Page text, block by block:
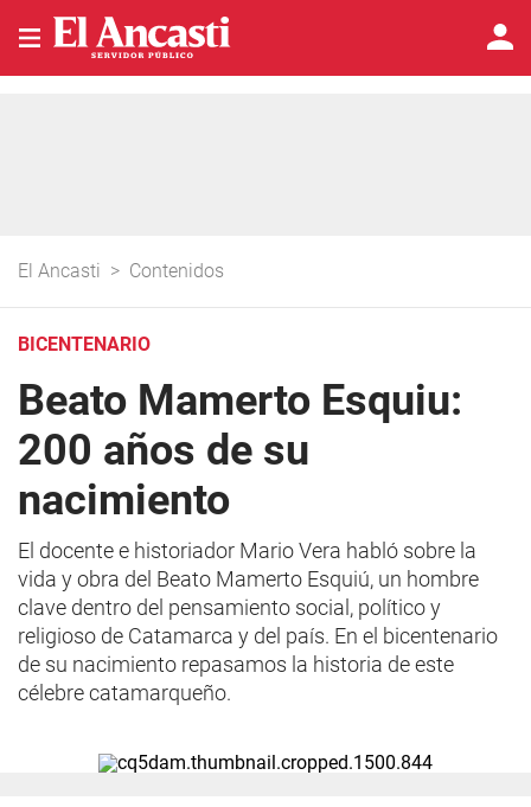
El Ancasti > Contenidos
BICENTENARIO
Beato Mamerto Esquiu:
200 años de su
nacimiento
El docente e historiador Mario Vera habló sobre la
vida y obra del Beato Mamerto Esquiú, un hombre
clave dentro del pensamiento social, político y
religioso de Catamarca y del país. En el bicentenario
de su nacimiento repasamos la historia de este
célebre catamarqueño.